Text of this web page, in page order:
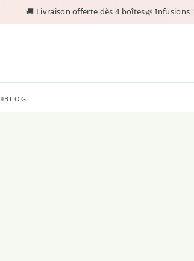
🚚 Livraison offerte dès 4 boîtes🌿 Infusions
BLOG